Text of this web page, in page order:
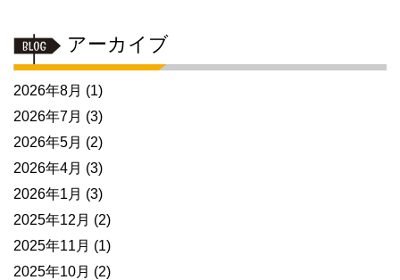
アーカイブ
2026年8月 (1)
2026年7月 (3)
2026年5月 (2)
2026年4月 (3)
2026年1月 (3)
2025年12月 (2)
2025年11月 (1)
2025年10月 (2)